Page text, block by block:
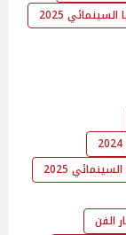
2025
الفن